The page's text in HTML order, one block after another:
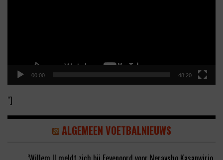
00:00 48:20
"]
ALGEMEEN VOETBALNIEUWS